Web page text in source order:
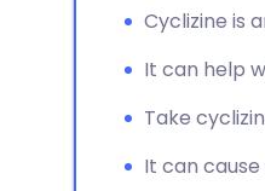
Link
Cyclizine is
It can help
Take
It can